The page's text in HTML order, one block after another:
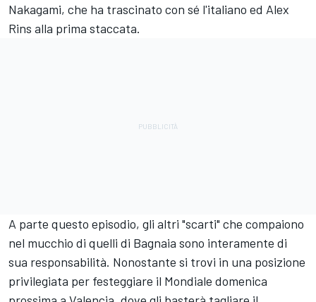
Nakagami, che ha trascinato con sé l'italiano ed Alex
Rins alla prima staccata.
A parte questo episodio, gli altri "scarti" che compaiono
nel mucchio di quelli di Bagnaia sono interamente di
sua responsabilità. Nonostante si trovi in una posizione
privilegiata per festeggiare il Mondiale domenica